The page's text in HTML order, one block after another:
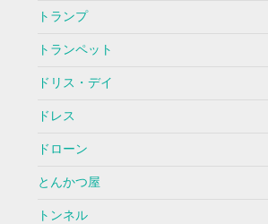
トランプ
トランペット
ドリス・デイ
ドレス
ドローン
とんかつ屋
トンネル